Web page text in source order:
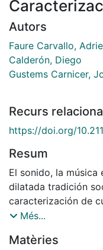
Autors
Faure Carvallo,
Calderón, Diego
Gustems Carnicer,
Recurs
https://doi.org/
Resum
El sonido, la música
dilatada tradición
caracterización de
en la trama
emociones de los
Més...
Matèries